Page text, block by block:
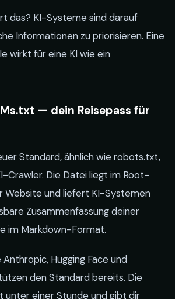
das? KI-Systeme sind darauf
Informationen zu priorisieren. Eine
wirkt für eine KI wie ein
— dein Reisepass für
Standard, ähnlich wie robots.txt,
Crawler. Die Datei liegt im Root-
Website und liefert KI-Systemen
Zusammenfassung deiner
im Markdown-Format.
Hugging Face und
den Standard bereits. Die
unter einer Stunde und gibt dir